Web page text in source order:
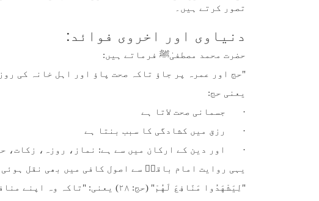
تصور کرتے ہیں۔
دنیاوی اور اخروی فوائد:
حضرت محمد مصطفیٰﷺ فرماتے ہیں:
"حج اور عمرہ پر جاؤ تاکہ صحت پاؤ اور اہل خانہ کی
یعنی حج:
· جسمانی صحت لاتا ہے
· رزق میں کشادگی کا سبب بنتا ہے
· اور دین کے ارکان میں سے ہے: نماز، روزہ، زکات، حج
یہی روایت امام باقرؑ سے اصول کافی میں بھی نقل
"لِيَشْهَدُوا مَنَافِعَ لَهُمْ" (حج: ۲۸) یعنی: "تاکہ وہ اپنے منافع کا مشاہدہ کریں"۔